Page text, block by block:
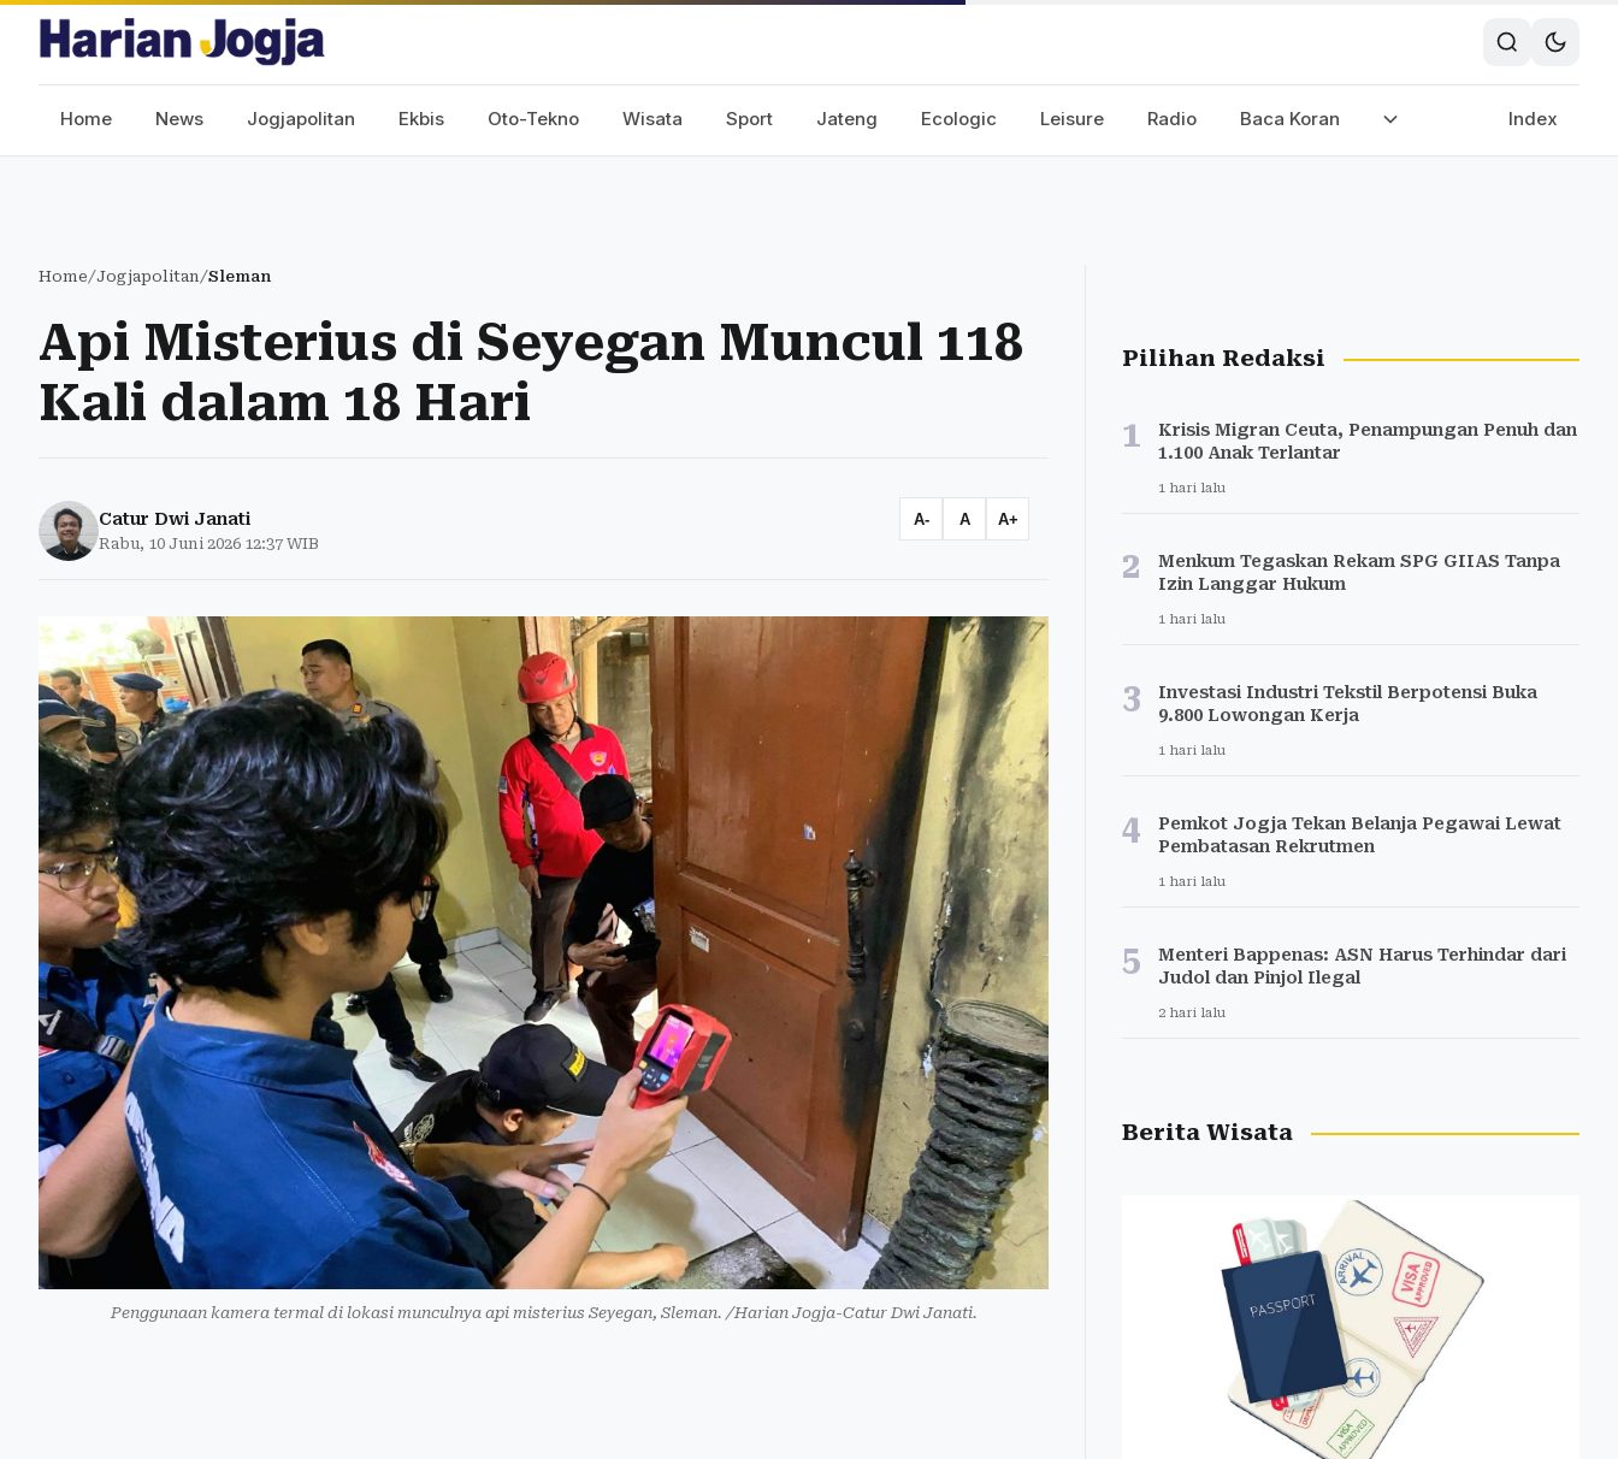
Home News Jogjapolitan Ekbis Oto-Tekno Wisata Sport Jateng Ecologic Leisure Radio Baca Koran Index
Home/Jogjapolitan/Sleman
Api Misterius di Seyegan Muncul 118
Kali dalam 18 Hari
Catur Dwi Janati
Rabu, 10 Juni 2026 12:37 WIB
A- A A+
Penggunaan kamera termal di lokasi munculnya api misterius Seyegan, Sleman. /Harian Jogja-Catur Dwi Janati.
Pilihan Redaksi
1
Krisis Migran Ceuta, Penampungan Penuh dan
1.100 Anak Terlantar
1 hari lalu
2
Menkum Tegaskan Rekam SPG GIIAS Tanpa
Izin Langgar Hukum
1 hari lalu
3
Investasi Industri Tekstil Berpotensi Buka
9.800 Lowongan Kerja
1 hari lalu
4
Pemkot Jogja Tekan Belanja Pegawai Lewat
Pembatasan Rekrutmen
1 hari lalu
5
Menteri Bappenas: ASN Harus Terhindar dari
Judol dan Pinjol Ilegal
2 hari lalu
Berita Wisata